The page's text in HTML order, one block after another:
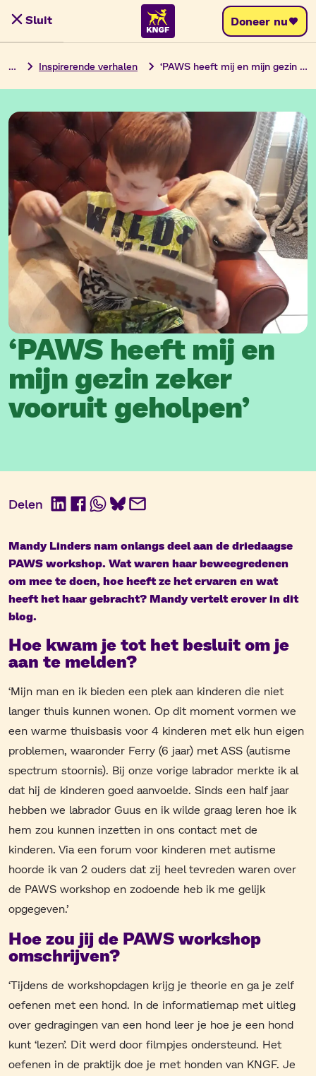
naar
inhoud
Menu Doneer nu
Sluit
… Inspirerende verhalen ‘PAWS heeft mij en mijn gezin zeker vooruit geholpen’
‘PAWS heeft mij en
mijn gezin zeker
vooruit geholpen’
Delen
LinkedIn
Facebook
WhatsApp
BlueSky
E-
Mandy Linders nam onlangs deel aan de driedaagse
PAWS workshop. Wat waren haar beweegredenen
om mee te doen, hoe heeft ze het ervaren en wat
heeft het haar gebracht? Mandy vertelt erover in dit
blog.
Hoe kwam je tot het besluit om je
aan te melden?
‘Mijn man en ik bieden een plek aan kinderen die niet
langer thuis kunnen wonen. Op dit moment vormen we
een warme thuisbasis voor 4 kinderen met elk hun eigen
problemen, waaronder Ferry (6 jaar) met ASS (autisme
spectrum stoornis). Bij onze vorige labrador merkte ik al
dat hij de kinderen goed aanvoelde. Sinds een half jaar
hebben we labrador Guus en ik wilde graag leren hoe ik
hem zou kunnen inzetten in ons contact met de
kinderen. Via een forum voor kinderen met autisme
hoorde ik van 2 ouders dat zij heel tevreden waren over
de PAWS workshop en zodoende heb ik me gelijk
opgegeven.’
Hoe zou jij de PAWS workshop
omschrijven?
‘Tijdens de workshopdagen krijg je theorie en ga je zelf
oefenen met een hond. In de informatiemap met uitleg
over gedragingen van een hond leer je hoe je een hond
kunt ‘lezen’. Dit werd door filmpjes ondersteund. Het
oefenen in de praktijk doe je met honden van KNGF. Je